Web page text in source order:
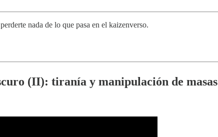
nada de lo que pasa en el kaizenverso.
(II): tiranía y manipulación de masas